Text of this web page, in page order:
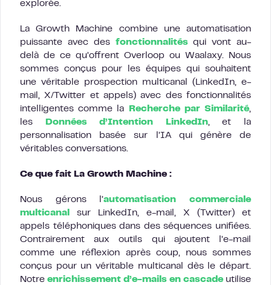
explorée.
La Growth Machine combine une automatisation
puissante avec des fonctionnalitésqui vont au-
delà de ce qu’offrent Overloop ou Waalaxy. Nous
sommes conçus pour les équipes qui souhaitent
une véritable prospection multicanal (LinkedIn, e-
mail, X/Twitter et appels) avec des fonctionnalités
intelligentes comme la
Recherche par Similarité,
les
Données d’Intention LinkedIn, et la
personnalisation basée sur l’IA qui génère de
véritables conversations.
Ce que fait La Growth Machine :
Nous gérons l’automatisation commerciale
multicanal
sur LinkedIn, e-mail, X (Twitter) et
appels téléphoniques dans des séquences unifiées.
Contrairement aux outils qui ajoutent l’e-mail
comme une réflexion après coup, nous sommes
conçus pour un véritable multicanal dès le départ.
Notre enrichissement d’e-mails en cascade utilise